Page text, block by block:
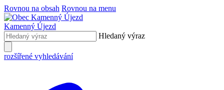
Rovnou na obsah Rovnou na menu
Kamenný Újezd
Hledaný výraz
rozšířené vyhledávání